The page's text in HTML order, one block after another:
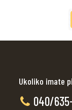
Ukoliko imate
040/